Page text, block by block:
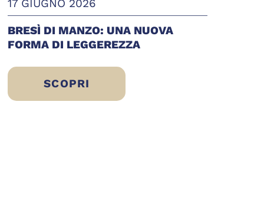
17 GIUGNO 2026
BRESÌ DI MANZO: UNA NUOVA
FORMA DI LEGGEREZZA
SCOPRI
BRESÌ DI MANZO: UNA NUOVA FORMA